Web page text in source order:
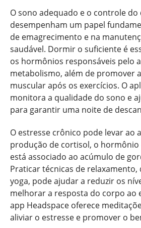
O sono adequado e o controle do
desempenham um papel
de emagrecimento e na
saudável. Dormir o suficiente é
os hormônios responsáveis pelo
metabolismo, além de promover
muscular após os exercícios. O
monitora a qualidade do sono e
para garantir uma noite de
O estresse crônico pode levar ao
produção de cortisol, o hormônio
está associado ao acúmulo de
Praticar técnicas de
yoga, pode ajudar a reduzir os
melhorar a resposta do corpo ao
app Headspace oferece
aliviar o estresse e promover o